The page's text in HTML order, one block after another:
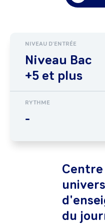
NIVEAU D'ENTRÉE
Niveau Bac
+5 et plus
RYTHME
-
Centre
du